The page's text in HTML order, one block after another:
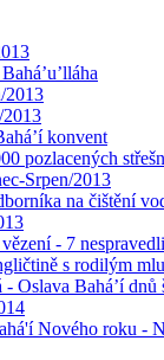
2013
2013
konvent
pozlacených
Srpen/2013
na čištění
- 7
s rodilým
Oslava Bahá’í dnů
Nového roku -